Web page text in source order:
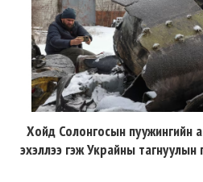
Хойд Солонгосын пуужингийн
эхэллээ гэж Украйны тагнуулын